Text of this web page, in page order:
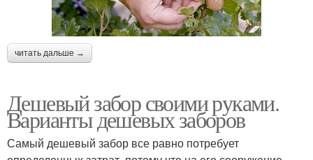
читать дальше →
Дешевый забор своими руками.
Варианты дешевых заборов
Самый дешевый забор все равно потребует